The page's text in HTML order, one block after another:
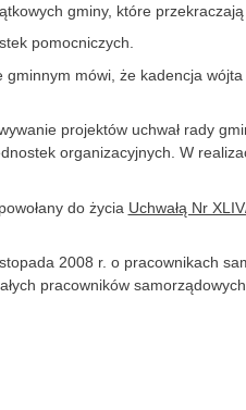
gminy, które przekraczają
pomocniczych.
mówi, że kadencja
projektów uchwał rady
organizacyjnych. W
do życia Uchwałą Nr
2008 r. o pracownikach
pracowników